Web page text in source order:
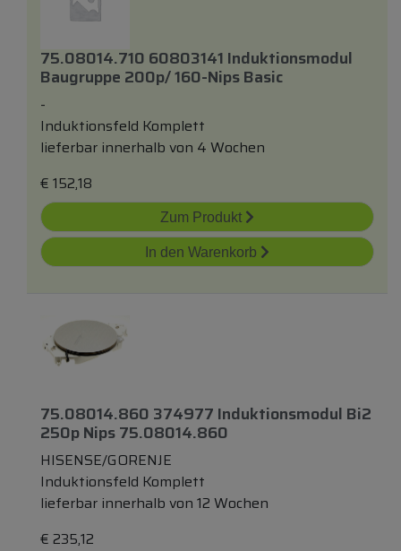
75.08014.710 60803141 Induktionsmodul
Baugruppe 200p/ 160-Nips Basic
-
Induktionsfeld Komplett
lieferbar innerhalb von 4 Wochen
€ 152,18
Zum Produkt
In den Warenkorb
75.08014.860 374977 Induktionsmodul Bi2
250p Nips 75.08014.860
HISENSE/GORENJE
Induktionsfeld Komplett
lieferbar innerhalb von 12 Wochen
€ 235,12